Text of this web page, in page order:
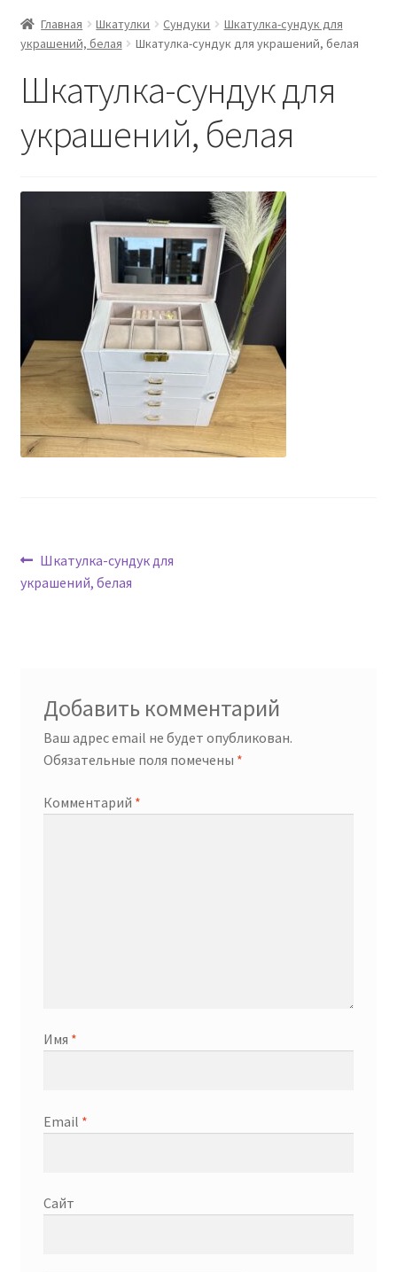
Главная Шкатулки Сундуки
Шкатулка-сундук для
украшений, белая
Шкатулка-сундук для украшений, белая
Шкатулка-сундук для
украшений, белая
Навигация
по
Предыдущая
запись:
Шкатулка-сундук для
украшений, белая
Добавить комментарий
Ваш адрес email не будет опубликован.
Обязательные поля помечены *
Комментарий *
Имя *
Email *
Сайт